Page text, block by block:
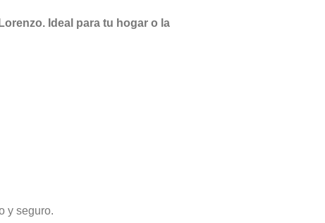
Ideal para tu hogar o la
y seguro.